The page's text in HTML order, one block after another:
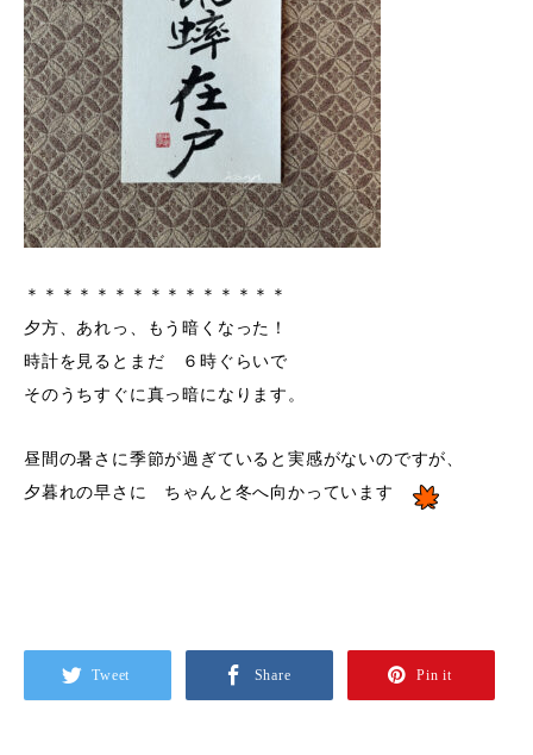
＊＊＊＊＊＊＊＊＊＊＊＊＊＊＊
夕方、あれっ、もう暗くなった！
時計を見るとまだ ６時ぐらいで
そのうちすぐに真っ暗になります。
昼間の暑さに季節が過ぎていると実感がないのですが、
夕暮れの早さに ちゃんと冬へ向かっています
Tweet Share Pin it